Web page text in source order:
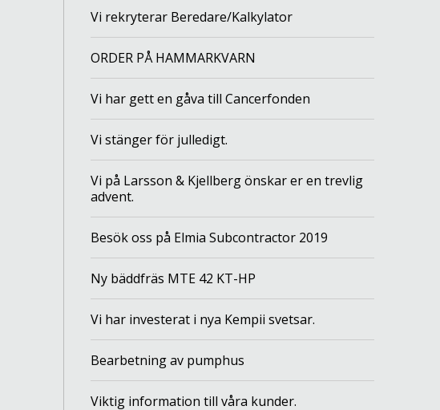
Vi rekryterar Beredare/Kalkylator
ORDER PÅ HAMMARKVARN
Vi har gett en gåva till Cancerfonden
Vi stänger för julledigt.
Vi på Larsson & Kjellberg önskar er en trevlig
advent.
Besök oss på Elmia Subcontractor 2019
Ny bäddfräs MTE 42 KT-HP
Vi har investerat i nya Kempii svetsar.
Bearbetning av pumphus
Viktig information till våra kunder.